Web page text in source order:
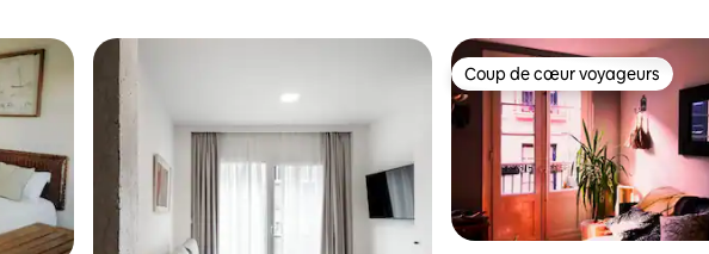
Coup de cœur voyageurs
Coup de cœur voyageurs